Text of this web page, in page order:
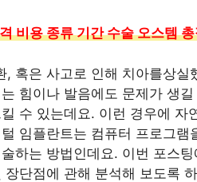
비용 종류 기간 수술 오스템
, 혹은 사고로 인해 치아를상
힘이나 발음에도 문제가 생
수 있는데요. 이런 경우에 자
임플란트는 컴퓨터 프로그
하는 방법인데요. 이번 포스
단점에 관해 분석해 보도록